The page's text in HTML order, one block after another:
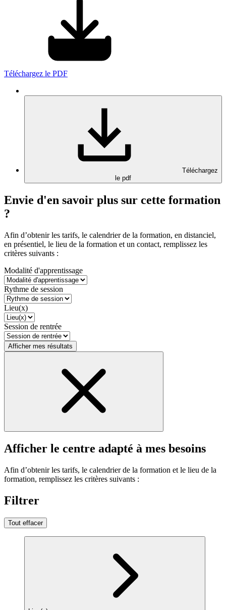
Téléchargez le PDF
Téléchargez
le pdf
Envie d'en savoir plus sur cette formation
?
Afin d’obtenir les tarifs, le calendrier de la formation, en distanciel,
en présentiel, le lieu de la formation et un contact, remplissez les
critères suivants :
Modalité d'apprentissage
Rythme de session
Lieu(x)
Session de rentrée
Afficher mes résultats
Afficher le centre adapté à mes besoins
Afin d’obtenir les tarifs, le calendrier de la formation et le lieu de la
formation, remplissez les critères suivants :
Filtrer
Tout effacer